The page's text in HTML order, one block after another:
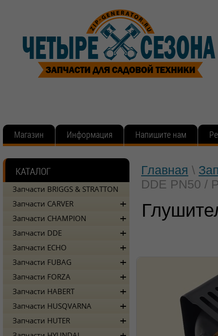
Магазин Информация Напишите нам
Главная \
DDE PN50 /
Запчасти BRIGGS & STRATTON
Запчасти CARVER
Запчасти CHAMPION
Запчасти DDE
Запчасти ECHO
Запчасти FUBAG
Запчасти FORZA
Запчасти HABERT
Запчасти HUSQVARNA
Запчасти HUTER